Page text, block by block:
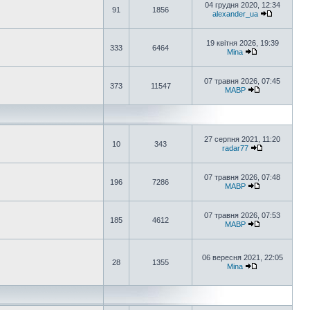
91 1856
04 грудня 2020, 12:34
alexander_ua
333 6464
19 квітня 2026, 19:39
Mina
373 11547
07 травня 2026, 07:45
MABP
10 343
27 серпня 2021, 11:20
radar77
196 7286
07 травня 2026, 07:48
MABP
185 4612
07 травня 2026, 07:53
MABP
28 1355
06 вересня 2021, 22:05
Mina